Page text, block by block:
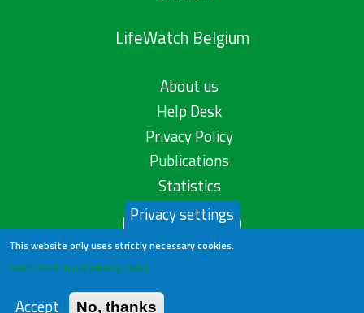
LifeWatch Belgium
About us
Help Desk
Privacy Policy
Publications
Statistics
Contact us
Privacy settings
This website only uses strictly necessary cookies.
Learn more in our privacy policy
Accept No, thanks